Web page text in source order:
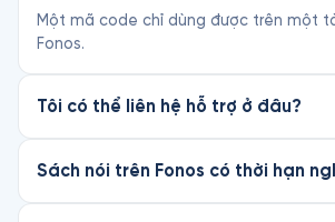
Một mã code chỉ dùng được trên một
Fonos.
Tôi có thể liên hệ hỗ trợ ở đâu?
Sách nói trên Fonos có thời hạn